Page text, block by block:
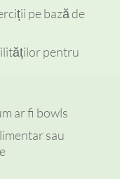
pe bază de
pentru
ar fi bowls
sau